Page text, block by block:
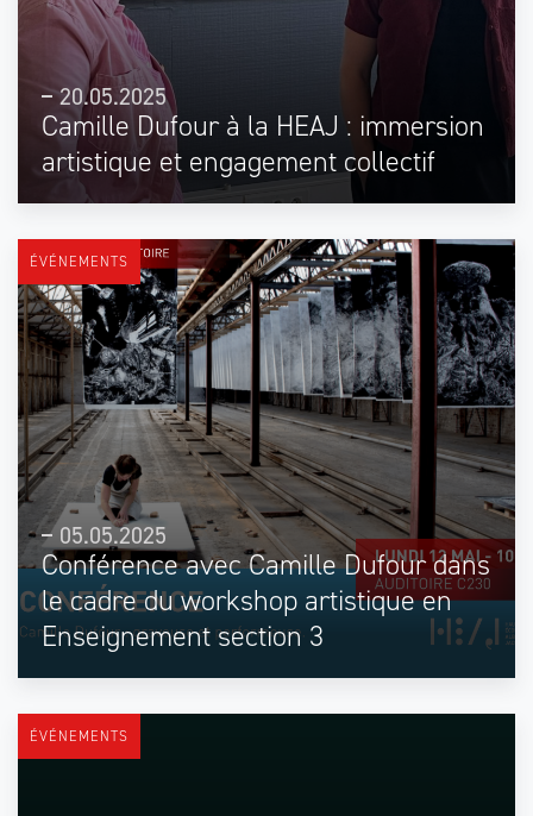
Camille Dufour à la HEAJ : immersion
artistique et engagement collectif
20.05.2025
ÉVÉNEMENTS
Conférence avec Camille Dufour dans
le cadre du workshop artistique en
Enseignement section 3
05.05.2025
ÉVÉNEMENTS